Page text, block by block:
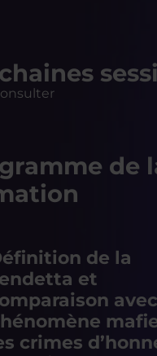
de
de la
et
crimes